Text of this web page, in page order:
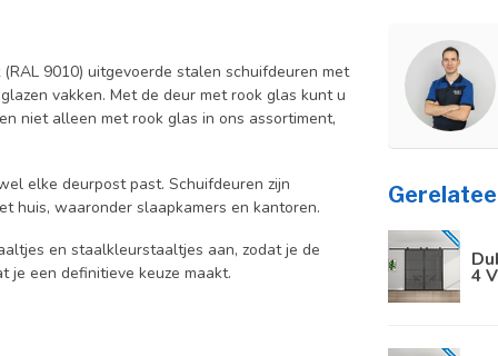
9010) uitgevoerde stalen schuifdeuren met
vakken. Met de deur met rook glas kunt u
niet alleen met rook glas in ons assortiment,
elke deurpost past. Schuifdeuren zijn
huis, waaronder slaapkamers en kantoren.
en staalkleurstaaltjes aan, zodat je de
je een definitieve keuze maakt.
4